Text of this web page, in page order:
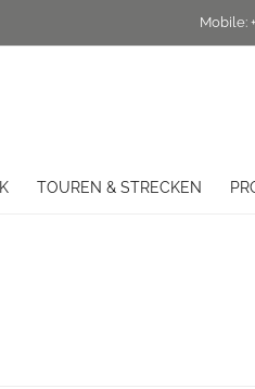
Mobile:
TOUREN & STRECKEN